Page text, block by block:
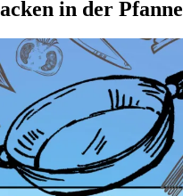
in der Pfanne